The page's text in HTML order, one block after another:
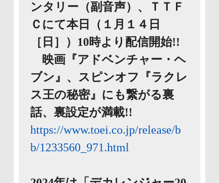
ンタリー（副音声）、ＴＴＦ
Ｃにて本日（１月１４日
［日］）10時より配信開始!!
映画『アドベンチャー・ヘ
ブン』、スピンオフ『ラクレ
ス王の秘密』にも繋がる裏
話、裏設定が満載!!
https://www.toei.co.jp/release/b
b/1233560_971.html